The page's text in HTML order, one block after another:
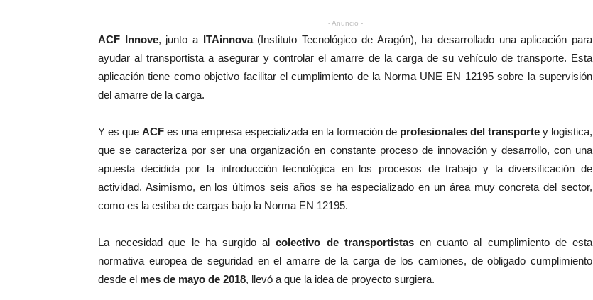
- Anuncio -
ACF Innove, junto a ITAinnova(Instituto Tecnológico de Aragón), ha desarrollado una aplicación para
ayudar al transportista a asegurar y controlar el amarre de la carga de su vehículo de transporte. Esta
aplicación tiene como objetivo facilitar el cumplimiento de la Norma UNE EN 12195 sobre la supervisión
del amarre de la carga.
Y es queACF es una empresa especializada en la formación de profesionales del transportey logística,
que se caracteriza por ser una organización en constante proceso de innovación y desarrollo, con una
apuesta decidida por la introducción tecnológica en los procesos de trabajo y la diversificación de
actividad. Asimismo, en los últimos seis años se ha especializado en un área muy concreta del sector,
como es la estiba de cargas bajo la Norma EN 12195.
La necesidad que le ha surgido alcolectivo de transportistasen cuanto al cumplimiento de esta
normativa europea de seguridad en el amarre de la carga de los camiones, de obligado cumplimiento
desde el mes de mayo de 2018, llevó a que la idea de proyecto surgiera.